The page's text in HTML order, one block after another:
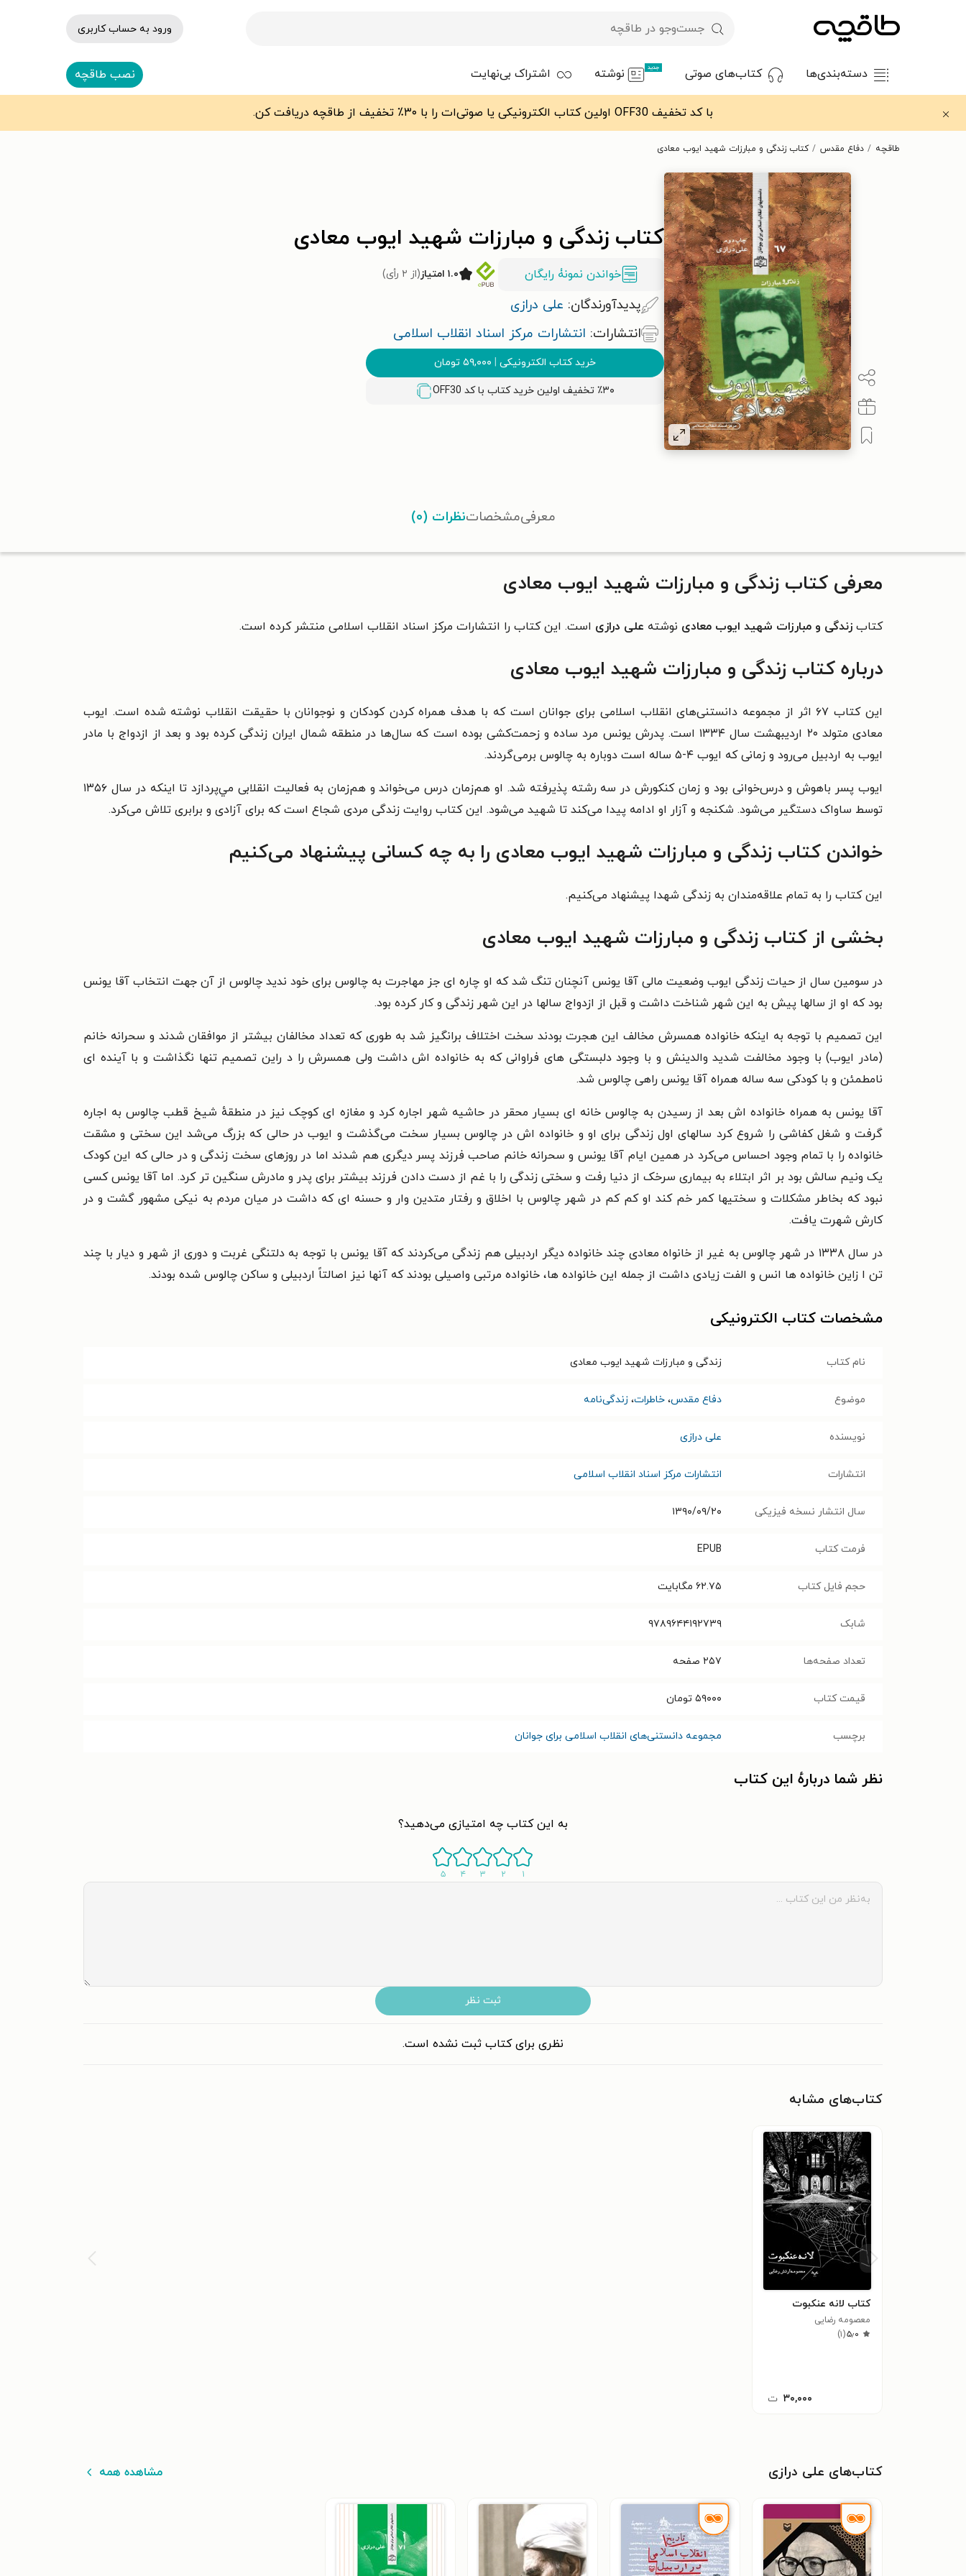
ورود به حساب کاربری
دسته‌بندی‌ها کتاب‌های صوتی جدید نوشته اشتراک بی‌نهایت نصب طاقچه
با کد تخفیف OFF30 اولین کتاب الکترونیکی یا صوتی‌ات را با ۳۰٪ تخفیف از طاقچه دریافت کن.
طاقچه دفاع مقدس کتاب زندگی و مبارزات شهید ایوب معادی
کتاب زندگی و مبارزات شهید ایوب معادی
خواندن نمونۀ رایگان ۱.۰ امتیاز (از ۲ رأی)
پدیدآورندگان: علی درازی
انتشارات: انتشارات مرکز اسناد انقلاب اسلامی
خرید کتاب الکترونیکی ۵۹,۰۰۰ تومان
٪۳۰ تخفیف اولین خرید کتاب با کد OFF30
معرفیمشخصاتنظرات (۰)
معرفی کتاب زندگی و مبارزات شهید ایوب معادی
کتاب زندگی و مبارزات شهید ایوب معادی نوشته علی درازی است. این کتاب را انتشارات مرکز اسناد انقلاب اسلامی منتشر کرده است.
درباره کتاب زندگی و مبارزات شهید ایوب معادی
این کتاب ۶۷ اثر از مجموعه دانستنی‌های انقلاب اسلامی برای جوانان است که با هدف همراه کردن کودکان و نوجوانان با حقیقت انقلاب نوشته شده است. ایوب
معادی متولد ۲۰ اردیبهشت سال ۱۳۳۴ است. پدرش یونس مرد ساده و زحمت‌کشی بوده است که سال‌ها در منطقه شمال ایران زندگی کرده بود و بعد از ازدواج با مادر
ایوب به اردبیل می‌رود و زمانی که ایوب ۴-۵ ساله است دوباره به چالوس برمی‌گردند.
ایوب پسر باهوش و درس‌خوانی بود و زمان کنکورش در سه رشته پذیرفته شد. او هم‌زمان درس می‌خواند و هم‌زمان به فعالیت انقلابی مي‌پردازد تا اینکه در سال ۱۳۵۶
توسط ساواک دستگیر می‌شود. شکنجه و آزار او ادامه پیدا می‌کند تا شهید می‌شود. این کتاب روایت زندگی مردی شجاع است که برای آزادی و برابری تلاش می‌کرد.
خواندن کتاب زندگی و مبارزات شهید ایوب معادی را به چه کسانی پیشنهاد می‌کنیم
این کتاب را به تمام علاقه‌مندان به زندگی شهدا پیشنهاد می‌کنیم.
بخشی از کتاب زندگی و مبارزات شهید ایوب معادی
در سومین سال از حیات زندگی ایوب وضعیت مالی آقا یونس آنچنان تنگ شد که او چاره ای جز مهاجرت به چالوس برای خود ندید چالوس از آن جهت انتخاب آقا یونس
بود که او از سالها پیش به این شهر شناخت داشت و قبل از ازدواج سالها در این شهر زندگی و کار کرده بود.
این تصمیم با توجه به اینکه خانواده همسرش مخالف این هجرت بودند سخت اختلاف برانگیز شد به طوری که تعداد مخالفان بیشتر از موافقان شدند و سحرانه خانم
(مادر ایوب) با وجود مخالفت شدید والدینش و با وجود دلبستگی های فراوانی که به خانواده اش داشت ولی همسرش را د راین تصمیم تنها نگذاشت و با آینده ای
نامطمئن و با کودکی سه ساله همراه آقا یونس راهی چالوس شد.
آقا یونس به همراه خانواده اش بعد از رسیدن به چالوس خانه ای بسیار محقر در حاشیه شهر اجاره کرد و مغازه ای کوچک نیز در منطقهٔ شیخ قطب چالوس به اجاره
گرفت و شغل کفاشی را شروع کرد سالهای اول زندگی برای او و خانواده اش در چالوس بسیار سخت می‌گذشت و ایوب در حالی که بزرگ می‌شد این سختی و مشقت
خانواده را با تمام وجود احساس می‌کرد در همین ایام آقا یونس و سحرانه خانم صاحب فرزند پسر دیگری هم شدند اما در روزهای سخت زندگی و در حالی که این کودک
یک ونیم سالش بود بر اثر ابتلاء به بیماری سرخک از دنیا رفت و سختی زندگی را با غم از دست دادن فرزند بیشتر برای پدر و مادرش سنگین تر کرد. اما آقا یونس کسی
نبود که بخاطر مشکلات و سختیها کمر خم کند او کم کم در شهر چالوس با اخلاق و رفتار متدین وار و حسنه ای که داشت در میان مردم به نیکی مشهور گشت و در
کارش شهرت یافت.
در سال ۱۳۳۸ در شهر چالوس به غیر از خانواه معادی چند خانواده دیگر اردبیلی هم زندگی می‌کردند که آقا یونس با توجه به دلتنگی غربت و دوری از شهر و دیار با چند
تن ا زاین خانواده ها انس و الفت زیادی داشت از جمله این خانواده ها، خانواده مرتبی واصیلی بودند که آنها نیز اصالتاً اردبیلی و ساکن چالوس شده بودند.
مشخصات کتاب الکترونیکی
نام کتاب زندگی و مبارزات شهید ایوب معادی
موضوع دفاع مقدس، خاطرات، زندگی‌نامه
نویسنده علی درازی
انتشارات انتشارات مرکز اسناد انقلاب اسلامی
سال انتشار نسخه فیزیکی ۱۳۹۰/۰۹/۲۰
فرمت کتاب EPUB
حجم فایل کتاب ۶۲.۷۵ مگابایت
شابک ۹۷۸۹۶۴۴۱۹۲۷۳۹
تعداد صفحه‌ها ۲۵۷ صفحه
قیمت کتاب ۵۹۰۰۰ تومان
برچسب مجموعه دانستنی‌های انقلاب اسلامی برای جوانان
نظر شما دربارهٔ این کتاب
به این کتاب چه امتیازی می‌دهید؟
۱ ۲ ۳ ۴ ۵
ثبت نظر
نظری برای کتاب ثبت نشده است.
کتاب‌های مشابه
کتاب لانه عنکبوت
معصومه رضایی
۵٫۰(۱)
۳۰,۰۰۰ ت
کتاب‌های علی درازی مشاهده همه